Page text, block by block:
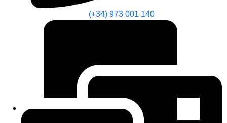
(+34) 973 001 140